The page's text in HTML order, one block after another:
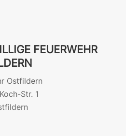
FEUERWEHR
Ostfildern
Str. 1